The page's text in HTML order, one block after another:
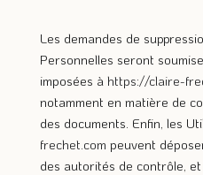
Les demandes de
Personnelles seront
imposées à https://claire-
notamment en matière de
des documents. Enfin, les
frechet.com peuvent
des autorités de contrôle,